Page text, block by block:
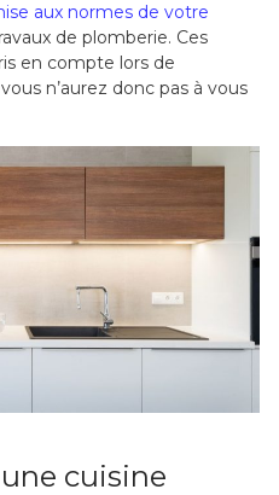
aux normes de votre
de plomberie. Ces
en compte lors de
n’aurez donc pas à vous
cuisine